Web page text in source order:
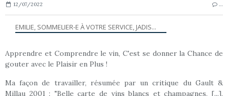
12/07/2022
EMILIE, SOMMELIER-E À VOTRE SERVICE, JADIS...
Apprendre et Comprendre le vin, C'est se donner la Chance de
gouter avec le Plaisir en Plus !
Ma façon de travailler, résumée par un critique du Gault &
Millau 2001 : "Belle carte de vins blancs et champagnes, [...],